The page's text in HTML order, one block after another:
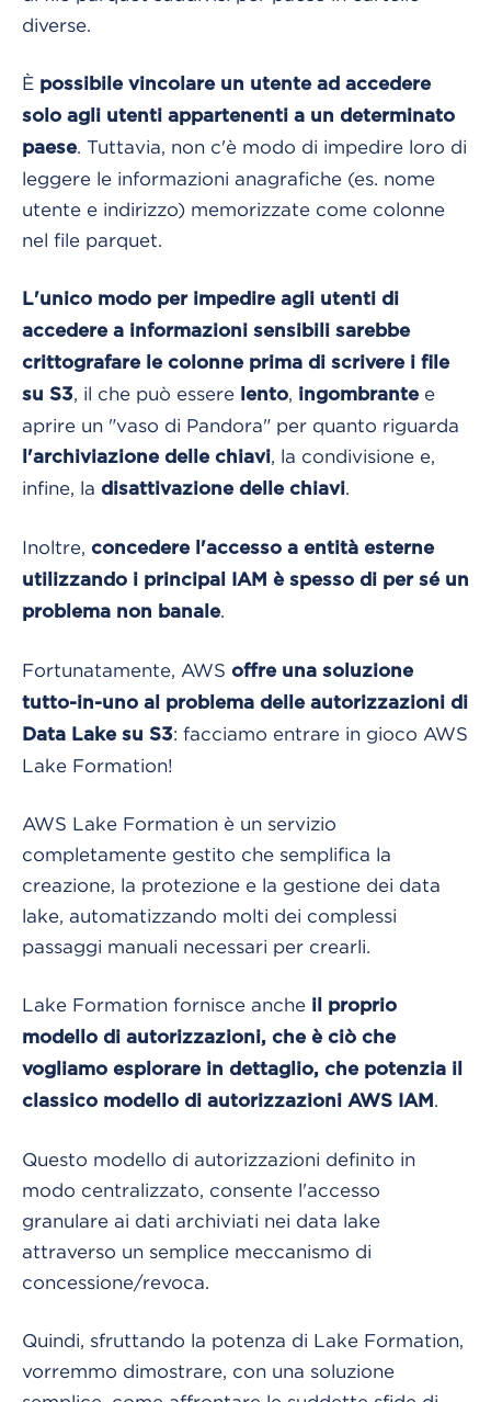
diverse.
È possibile vincolare un utente ad accedere
solo agli utenti appartenenti a un determinato
paese. Tuttavia, non c'è modo di impedire loro di
leggere le informazioni anagrafiche (es. nome
utente e indirizzo) memorizzate come colonne
nel file parquet.
L'unico modo per impedire agli utenti di
accedere a informazioni sensibili sarebbe
crittografare le colonne prima di scrivere i file
su S3, il che può essere lento, ingombrantee
aprire un "vaso di Pandora" per quanto riguarda
l'archiviazione delle chiavi, la condivisione e,
infine, la disattivazione delle chiavi.
Inoltre, concedere l'accesso a entità esterne
utilizzando i principal IAM è spesso di per sé un
problema non banale.
Fortunatamente, AWS offre una soluzione
tutto-in-uno al problema delle autorizzazioni di
Data Lake su S3: facciamo entrare in gioco AWS
Lake Formation!
AWS Lake Formation è un servizio
completamente gestito che semplifica la
creazione, la protezione e la gestione dei data
lake, automatizzando molti dei complessi
passaggi manuali necessari per crearli.
Lake Formation fornisce anche il proprio
modello di autorizzazioni, che è ciò che
vogliamo esplorare in dettaglio, che potenzia il
classico modello di autorizzazioni AWS IAM .
Questo modello di autorizzazioni definito in
modo centralizzato, consente l'accesso
granulare ai dati archiviati nei data lake
attraverso un semplice meccanismo di
concessione/revoca.
Quindi, sfruttando la potenza di Lake Formation,
vorremmo dimostrare, con una soluzione